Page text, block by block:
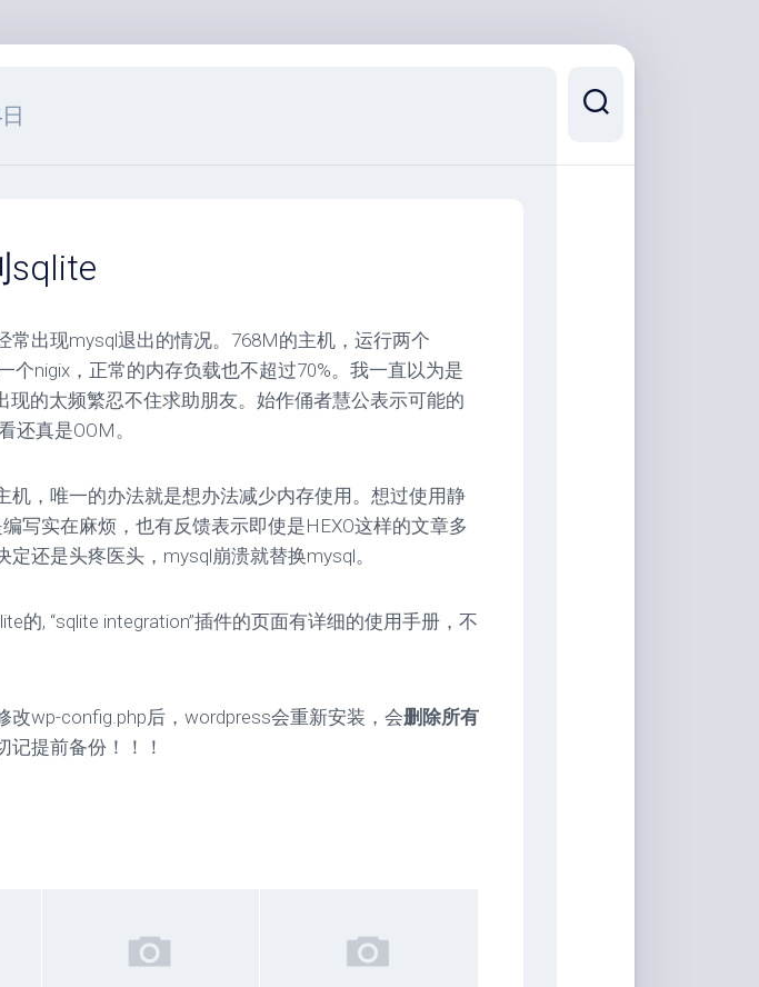
sqlite
常出现mysql退出的情况。768M的主机，运行两个
个nigix，正常的内存负载也不超过70%。我一直以为是
现的太频繁忍不住求助朋友。始作俑者慧公表示可能的
还真是OOM。
机，唯一的办法就是想办法减少内存使用。想过使用静
写实在麻烦，也有反馈表示即使是HEXO这样的文章多
定还是头疼医头，mysql崩溃就替换mysql。
的, “sqlite integration”插件的页面有详细的使用手册，不
改wp-config.php后，wordpress会重新安装，会删除所有
记提前备份！！！